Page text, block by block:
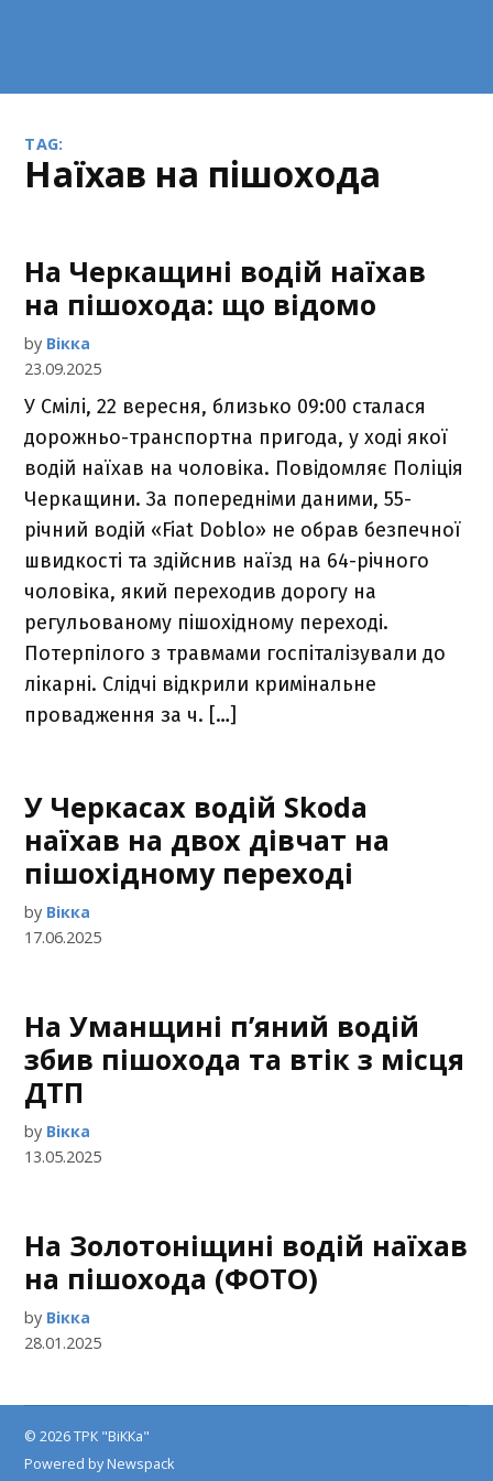
TAG:
наїхав на пішохода
На Черкащині водій наїхав
на пішохода: що відомо
by Вікка
23.09.2025
У Смілі, 22 вересня, близько 09:00 сталася
дорожньо-транспортна пригода, у ході якої
водій наїхав на чоловіка. Повідомляє Поліція
Черкащини. За попередніми даними, 55-
річний водій «Fiat Doblo» не обрав безпечної
швидкості та здійснив наїзд на 64-річного
чоловіка, який переходив дорогу на
регульованому пішохідному переході.
Потерпілого з травмами госпіталізували до
лікарні. Слідчі відкрили кримінальне
провадження за ч. […]
У Черкасах водій Skoda
наїхав на двох дівчат на
пішохідному переході
by Вікка
17.06.2025
На Уманщині п’яний водій
збив пішохода та втік з місця
ДТП
by Вікка
13.05.2025
На Золотоніщині водій наїхав
на пішохода (ФОТО)
by Вікка
28.01.2025
© 2026 ТРК "ВіККа"
Powered by Newspack